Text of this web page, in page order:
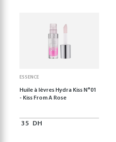
ESSENCE
Huile à lèvres Hydra Kiss N°01
- Kiss From A Rose
35 DH